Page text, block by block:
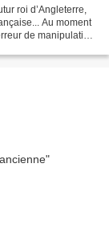
roi d’Angleterre,
Au moment
de manipulation